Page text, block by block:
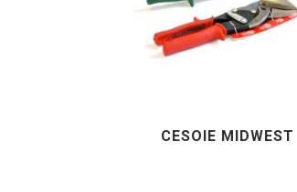
CESOIE MIDWEST